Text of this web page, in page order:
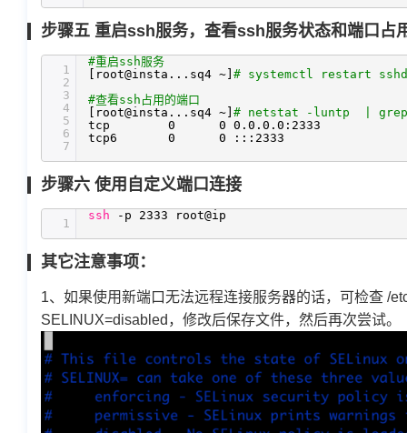
步骤五 重启ssh服务，查看ssh服务状态和端口占
1
2
3
4
5
6
7
#重启ssh服务
[root@insta...sq4 ~] # systemctl restart sshd
#查看ssh占用的端口
[root@insta...sq4 ~] # netstat -luntp | grep
tcp 0 0 0.0.0.0:2333
tcp6 0 0 :::2333
步骤六 使用自定义端口连接
1
ssh -p 2333 root@ip
其它注意事项：
1、如果使用新端口无法远程连接服务器的话，可检查 /
SELINUX=disabled，修改后保存文件，然后再次尝试。